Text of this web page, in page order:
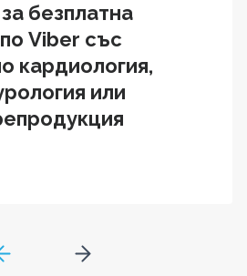
безплатна
Viber със
кардиология,
или
GoToPreviousPage
Go to next page